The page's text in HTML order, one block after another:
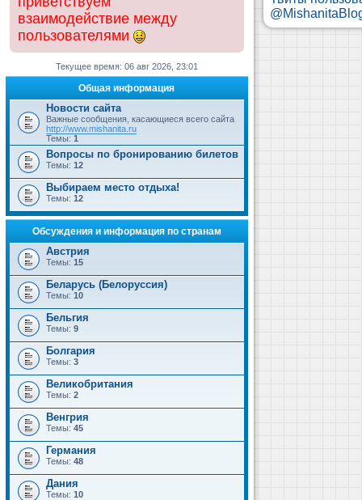
взаимодействие между
пользователями
Текущее время: 06 авг 2026, 23:01
Общая информация
Новости сайта
Важные сообщения, касающиеся всего сайта
http://www.mishanita.ru
Темы: 1
Вопросы по бронированию билетов
Темы: 12
Выбираем место отдыха!
Темы: 12
Обсуждения и информация по странам
Австрия
Темы: 15
Беларусь (Белоруссия)
Темы: 10
Бельгия
Темы: 9
Болгария
Темы: 3
Великобритания
Темы: 2
Венгрия
Темы: 45
Германия
Темы: 48
Дания
Темы: 10